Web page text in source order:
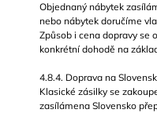
Objednaný nábytek
nebo nábytek doručíme
Způsob i cena dopravy se
konkrétní dohodě na
4.8.4. Doprava na
Klasické zásilky se
zasílámena Slovensko